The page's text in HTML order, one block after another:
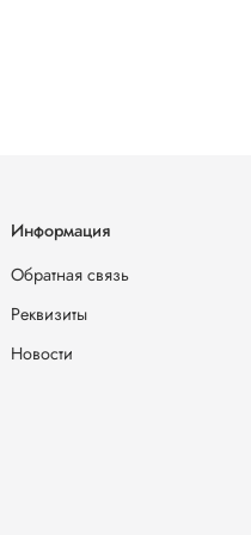
Информация
Обратная связь
Реквизиты
Новости